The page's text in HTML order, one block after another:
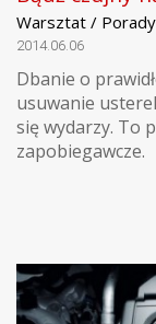
Warsztat / Porady
2014.06.06
Dbanie o
usuwanie
się wydarzy. To